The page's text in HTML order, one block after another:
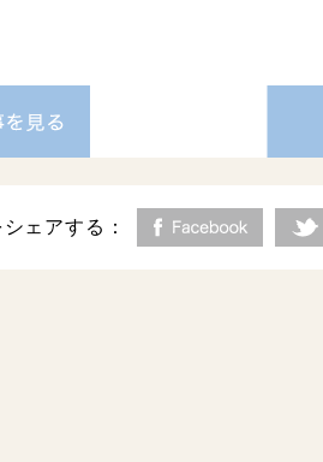
ェアする：